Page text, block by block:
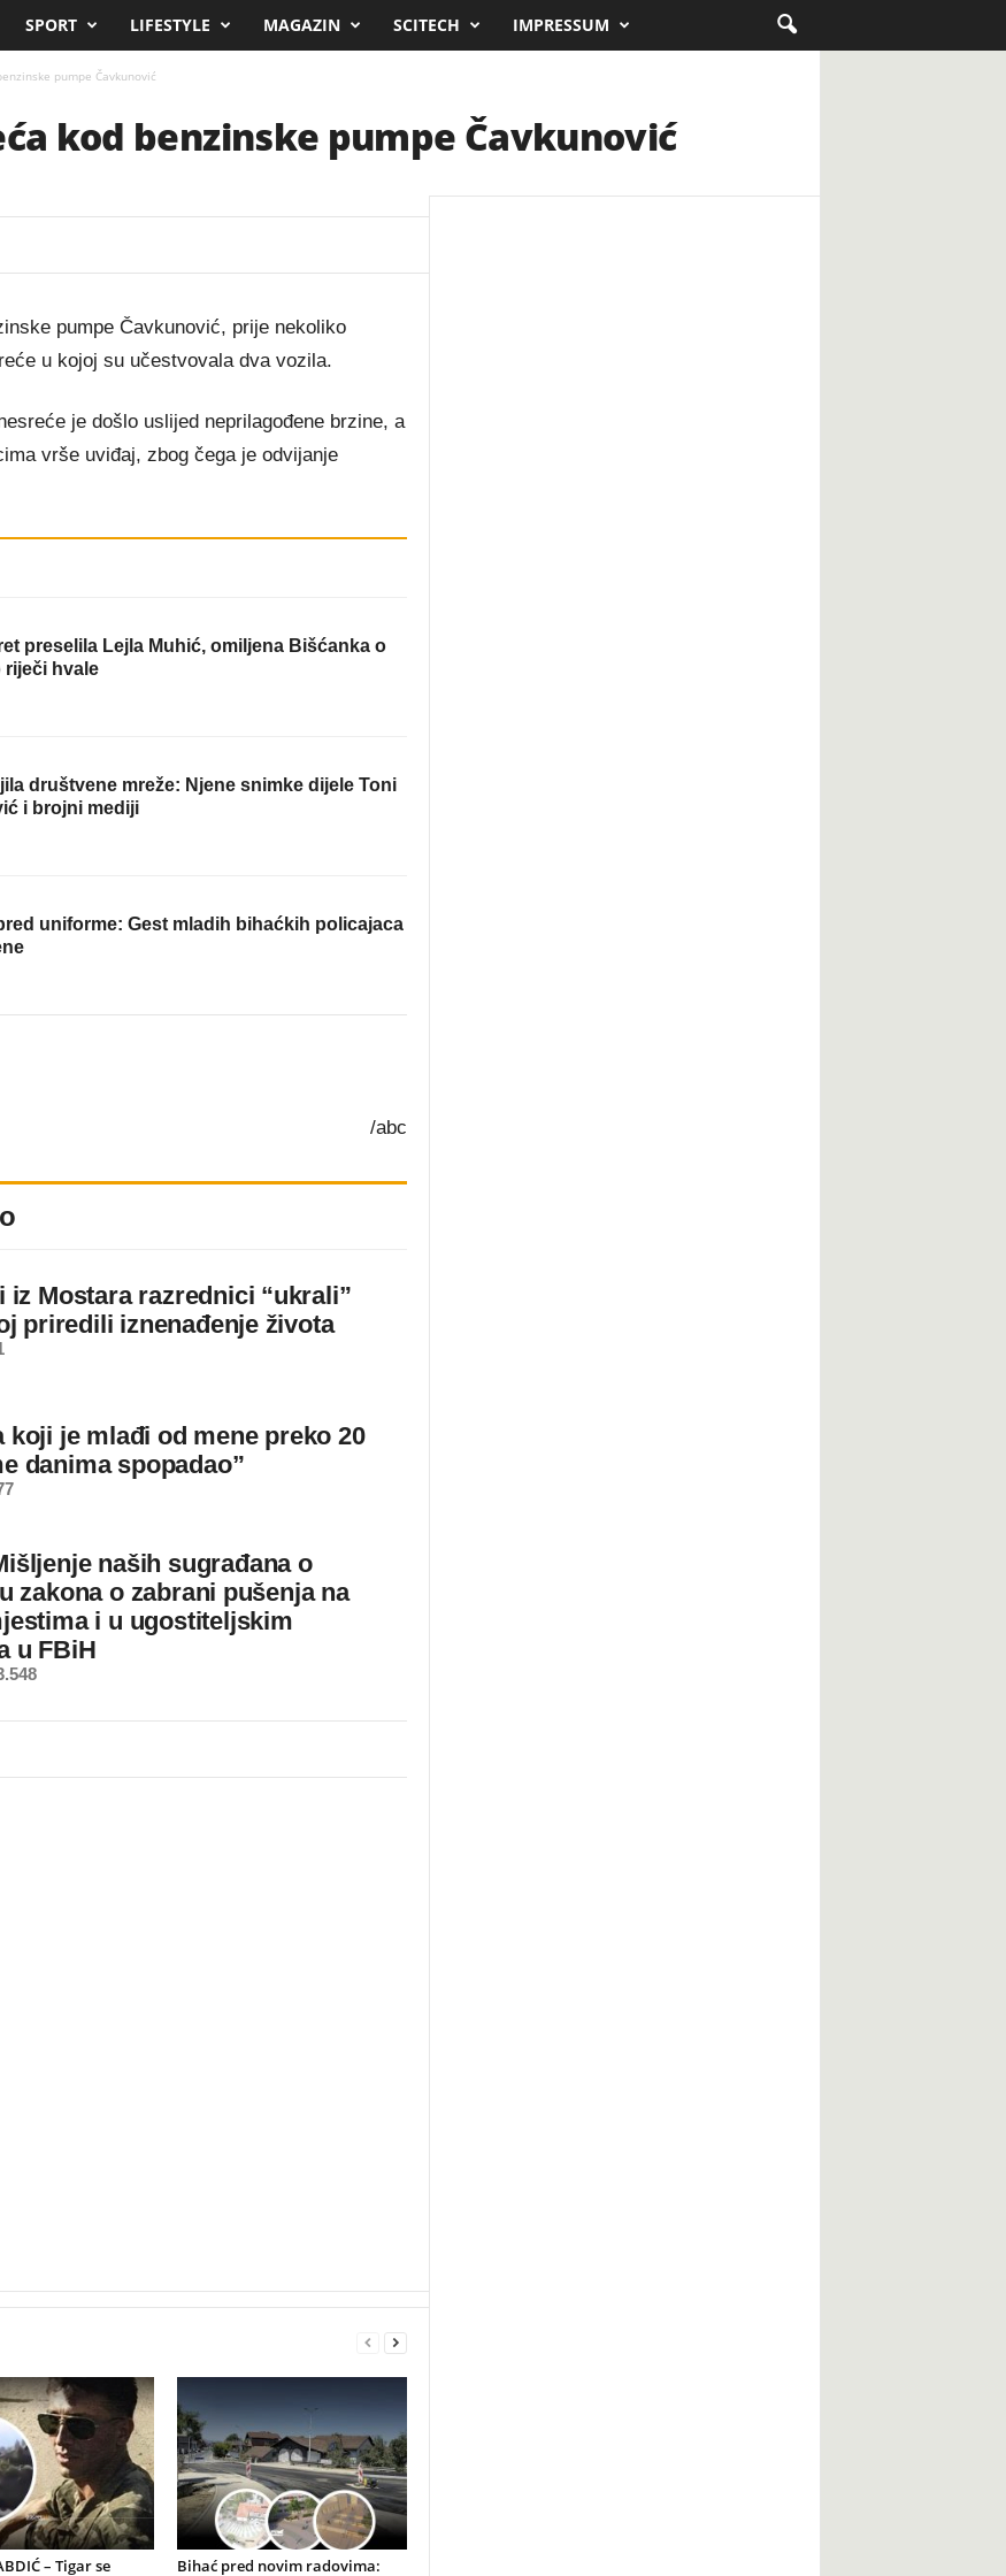
SPORT LIFESTYLE MAGAZIN SCITECH IMPRESSUM
pumpe Čavkunović
kod benzinske pumpe Čavkunović
pumpe Čavkunović, prije nekoliko
u kojoj su učestvovala dva vozila.
je došlo uslijed neprilagođene brzine, a
vrše uviđaj, zbog čega je odvijanje
preselila Lejla Muhić, omiljena Bišćanka o
riječi hvale
društvene mreže: Njene snimke dijele Toni
i brojni mediji
uniforme: Gest mladih bihaćkih policajaca
/abc
iz Mostara razrednici “ukrali”
priredili iznenađenje života
koji je mlađi od mene preko 20
danima spopadao”
naših sugrađana o
zakona o zabrani pušenja na
i u ugostiteljskim
u FBiH
– Tigar se
Bihać pred novim radovima: